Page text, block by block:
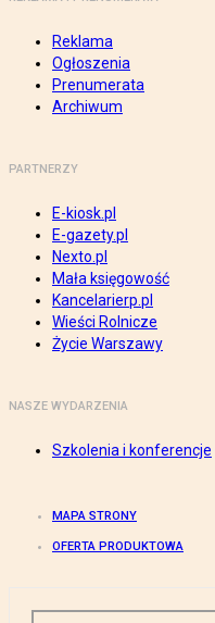
Reklama
Ogłoszenia
Prenumerata
Archiwum
PARTNERZY
E-kiosk.pl
E-gazety.pl
Nexto.pl
Mała księgowość
Kancelarierp.pl
Wieści Rolnicze
Życie Warszawy
NASZE WYDARZENIA
Szkolenia i konferencje
MAPA STRONY
OFERTA PRODUKTOWA